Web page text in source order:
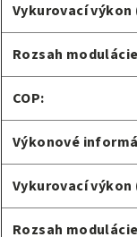
Vykurovací výkon
Rozsah
COP:
Výkonové
Vykurovací výkon
Rozsah